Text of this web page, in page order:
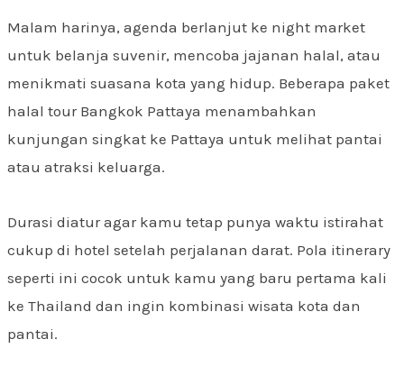
Malam harinya, agenda berlanjut ke night market
untuk belanja suvenir, mencoba jajanan halal, atau
menikmati suasana kota yang hidup. Beberapa paket
halal tour Bangkok Pattaya menambahkan
kunjungan singkat ke Pattaya untuk melihat pantai
atau atraksi keluarga.
Durasi diatur agar kamu tetap punya waktu istirahat
cukup di hotel setelah perjalanan darat. Pola itinerary
seperti ini cocok untuk kamu yang baru pertama kali
ke Thailand dan ingin kombinasi wisata kota dan
pantai.